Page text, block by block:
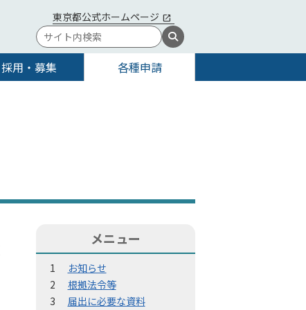
東京都公式ホームページ
採用・募集 各種申請
メニュー
お知らせ
根拠法令等
届出に必要な資料